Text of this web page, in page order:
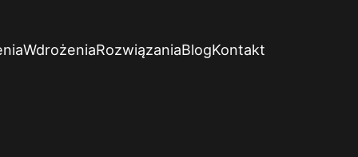
WdrożeniaRozwiązaniaBlogKontakt